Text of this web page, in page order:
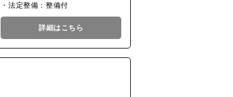
・法定整備：整備付
詳細はこちら